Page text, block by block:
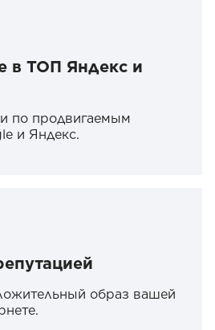
в ТОП Яндекс и
по продвигаемым
и Яндекс.
образ вашей